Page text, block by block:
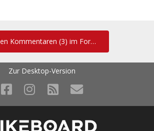
Zu den Kommentaren (3) im Forum
Zur Desktop-Version